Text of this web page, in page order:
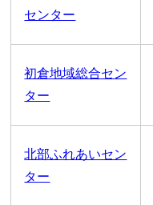
センター
初倉地域総合セン
ター
北部ふれあいセン
ター